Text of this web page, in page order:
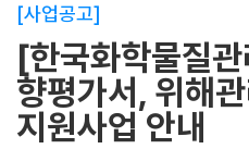
[사업공고]
[한국화학물질
향평가서, 위해
지원사업 안내